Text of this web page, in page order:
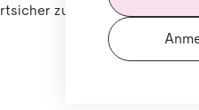
zu machen.